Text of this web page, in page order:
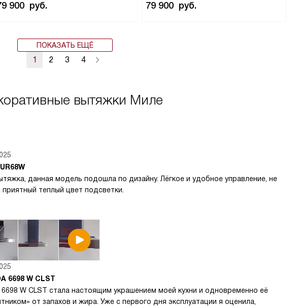
900 руб. 79 900 руб.
ПОКАЗАТЬ ЕЩЁ
1 2 3 4
вытяжки Миле
данная модель подошла по дизайну. Лёгкое и удобное управление, не
теплый цвет подсветки.
6698 W CLST
W CLST стала настоящим украшением моей кухни и одновременно её
от запахов и жира. Уже с первого дня эксплуатации я оценила,